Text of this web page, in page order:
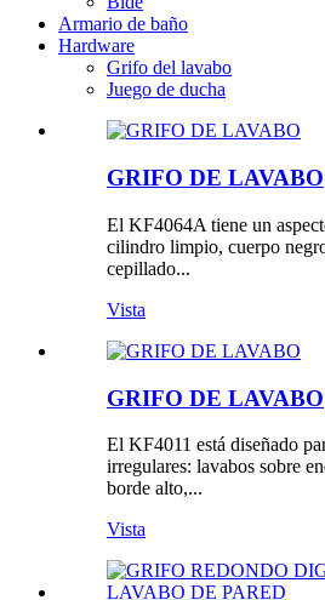
Armario de baño
Hardware
Grifo del lavabo
Juego de ducha
GRIFO DE LAVABO
El KF4064A tiene un
cilindro limpio, cuerpo
cepillado...
Vista
GRIFO DE LAVABO
El KF4011 está diseñado
irregulares: lavabos sobre
borde alto,...
Vista